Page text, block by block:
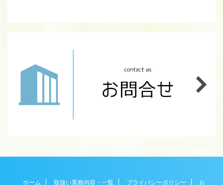
ホーム 取扱い業務内容・一覧 プライバシーポリシー
お